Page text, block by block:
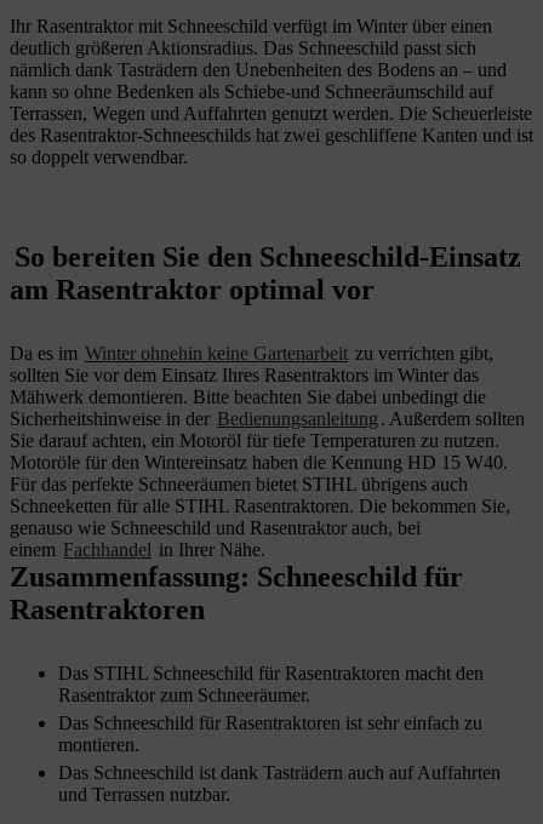
Ihr Rasentraktor mit Schneeschild verfügt im Winter über einen
deutlich größeren Aktionsradius. Das Schneeschild passt sich
nämlich dank Tasträdern den Unebenheiten des Bodens an – und
kann so ohne Bedenken als Schiebe-und Schneeräumschild auf
Terrassen, Wegen und Auffahrten genutzt werden. Die Scheuerleiste
des Rasentraktor-Schneeschilds hat zwei geschliffene Kanten und ist
so doppelt verwendbar.
So bereiten Sie den Schneeschild-Einsatz
am Rasentraktor optimal vor
Da es im Winter ohnehin keine Gartenarbeit zu verrichten gibt,
sollten Sie vor dem Einsatz Ihres Rasentraktors im Winter das
Mähwerk demontieren. Bitte beachten Sie dabei unbedingt die
Sicherheitshinweise in der Bedienungsanleitung . Außerdem sollten
Sie darauf achten, ein Motoröl für tiefe Temperaturen zu nutzen.
Motoröle für den Wintereinsatz haben die Kennung HD 15 W40.
Für das perfekte Schneeräumen bietet STIHL übrigens auch
Schneeketten für alle STIHL Rasentraktoren. Die bekommen Sie,
genauso wie Schneeschild und Rasentraktor auch, bei
einem Fachhandel in Ihrer Nähe.
Zusammenfassung: Schneeschild für
Rasentraktoren
Das STIHL Schneeschild für Rasentraktoren macht den
Rasentraktor zum Schneeräumer.
Das Schneeschild für Rasentraktoren ist sehr einfach zu
montieren.
Das Schneeschild ist dank Tasträdern auch auf Auffahrten
und Terrassen nutzbar.